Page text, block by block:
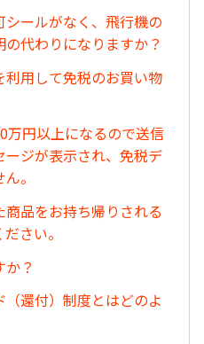
ールがなく、飛行機の
代わりになりますか？
用して免税のお買い物
万円以上になるので送信
ジが表示され、免税デ
。
品をお持ち帰りされる
さい。
？
還付）制度とはどのよ